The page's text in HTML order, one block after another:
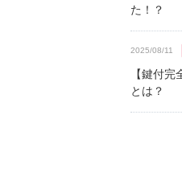
た！？
2025/08/11
【鍵付
とは？